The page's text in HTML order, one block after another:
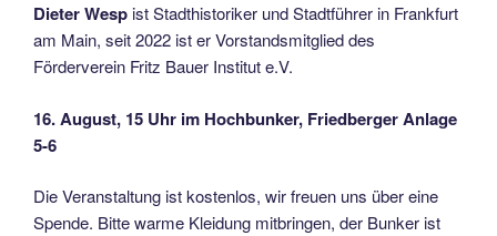
Dieter Wespist Stadthistoriker und Stadtführer in Frankfurt
am Main, seit 2022 ist er Vorstandsmitglied des
Förderverein Fritz Bauer Institut e.V.
16. August, 15 Uhr im Hochbunker, Friedberger Anlage
5-6
Die Veranstaltung ist kostenlos, wir freuen uns über eine
Spende. Bitte warme Kleidung mitbringen, der Bunker ist